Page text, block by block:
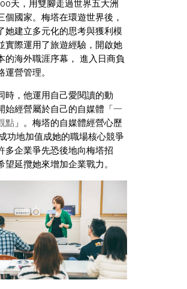
天，用雙腳走過世界五大洲
個國家。梅塔在環遊世界後，
她建立多元化的思考與獲利模
實際運用了旅遊經驗，開啟她
的海外職涯序幕， 進入日商負
運營管理。
時，他運用自己愛閱讀的動
始經營屬於自己的自媒體「一
點 」。 梅塔的自媒體經營心歷
功地加值成她的職場核心競爭
多企業爭先恐後地向梅塔招
望延攬她來增加企業戰力。